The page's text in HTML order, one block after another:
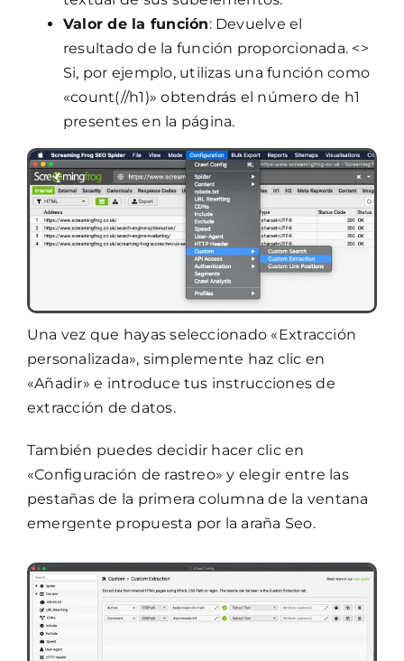
Valor de la función: Devuelve el
resultado de la función proporcionada. <>
Si, por ejemplo, utilizas una función como
«count(//h1)» obtendrás el número de h1
presentes en la página.
Una vez que hayas seleccionado «Extracción
personalizada», simplemente haz clic en
«Añadir» e introduce tus instrucciones de
extracción de datos.
También puedes decidir hacer clic en
«Configuración de rastreo» y elegir entre las
pestañas de la primera columna de la ventana
emergente propuesta por la araña Seo.